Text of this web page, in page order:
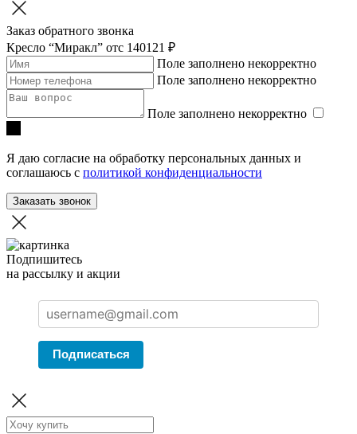
Заказ обратного звонка
Кресло “Миракл” отc 140121 ₽
Поле заполнено некорректно
Поле заполнено некорректно
Поле заполнено некорректно
Я даю согласие на обработку персональных данных и
соглашаюсь с политикой конфиденциальности
Заказать звонок
Подпишитесь
на рассылку и акции
Подписаться